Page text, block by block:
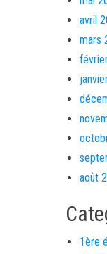
avril
mars
août
1ère